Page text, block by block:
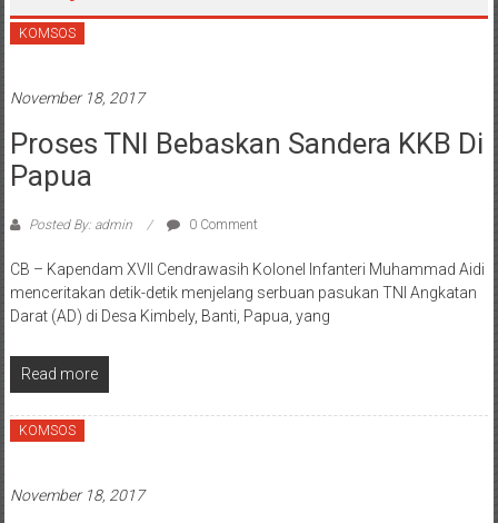
KOMSOS
November 18, 2017
Proses TNI Bebaskan Sandera KKB Di
Papua
Posted By: admin 0 Comment
CB – Kapendam XVII Cendrawasih Kolonel Infanteri Muhammad Aidi
menceritakan detik-detik menjelang serbuan pasukan TNI Angkatan
Darat (AD) di Desa Kimbely, Banti, Papua, yang
Read more
KOMSOS
November 18, 2017